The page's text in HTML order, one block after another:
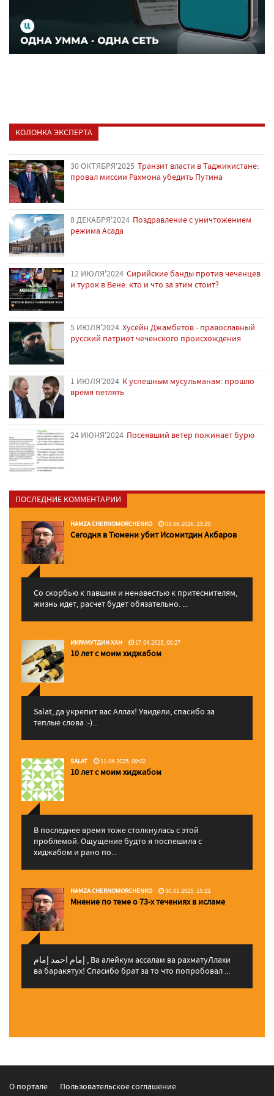
КОЛОНКА ЭКСПЕРТА
30 ОКТЯБРЯ'2025 Транзит власти в Таджикистане:
провал миссии Рахмона убедить Путина
8 ДЕКАБРЯ'2024 Поздравление с уничтожением
режима Асада
12 ИЮЛЯ'2024 Сирийские банды против чеченцев
и турок в Вене: кто и что за этим стоит?
5 ИЮЛЯ'2024 Хусейн Джамбетов - православный
русский патриот чеченского происхождения
1 ИЮЛЯ'2024 К успешным мусульманам: прошло
время петлять
24 ИЮНЯ'2024 Посеявший ветер пожинает бурю
ПОСЛЕДНИЕ КОММЕНТАРИИ
HAMZA CHERNOMORCHENKO 03.06.2026, 23:29
Сегодня в Тюмени убит Исомитдин Акбаров
Со скорбью к павшим и ненавестью к притеснителям,
жизнь идет, расчет будет обязательно. ...
ИКРАМУТДИН ХАН 17.04.2025, 00:27
10 лет с моим хиджабом
Salat, да укрепит вас Аллаx! Увидели, спасибо за
теплые слова :-)...
SALAT 11.04.2025, 09:02
10 лет с моим хиджабом
В последнее время тоже столкнулась с этой
проблемой. Ощущение будто я поспешила с
хиджабом и рано по...
HAMZA CHERNOMORCHENKO 30.01.2025, 15:22
Мнение по теме о 73-х течениях в исламе
إمام احمد إمام , Ва алейкум ассалам ва рахматуЛлахи
ва баракятух! Спасибо брат за то что попробовал ...
О портале Пользовательское соглашение